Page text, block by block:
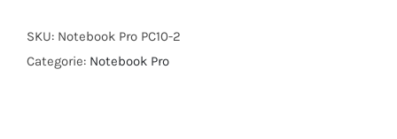
SKU: Notebook Pro PC10-2
Categorie: Notebook Pro